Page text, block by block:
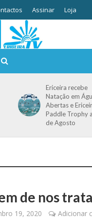
Assinar Loja
Ericeira recebe
Natação em
Abertas e
Paddle Trophy
de Agosto
de nos
19, 2020 Adicionar